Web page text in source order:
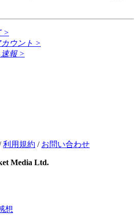
>
ウント >
速報 >
利用規約 / お問い合わせ
Media Ltd.
想